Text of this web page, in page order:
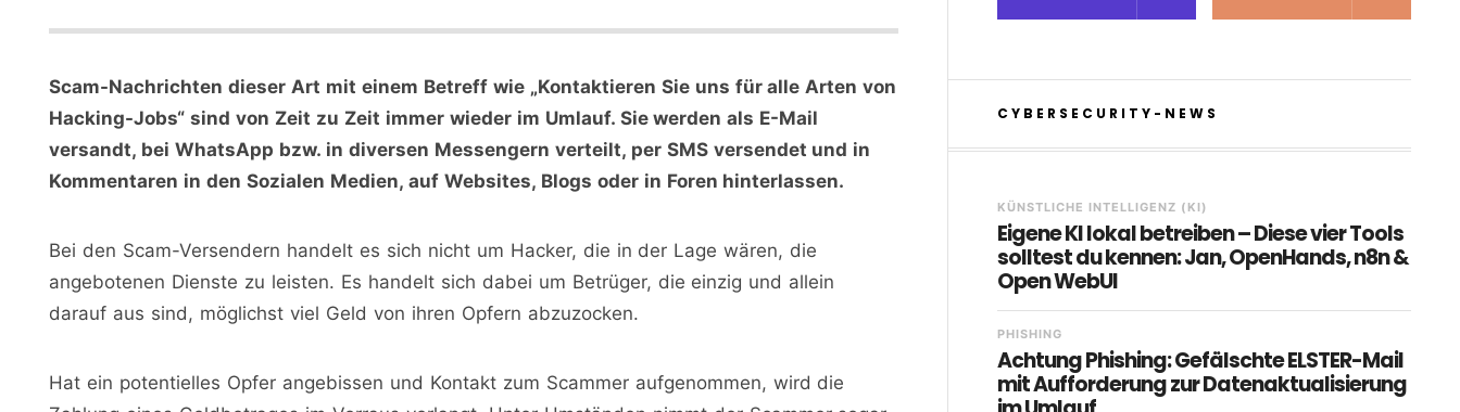
Scam-Nachrichten dieser Art mit einem Betreff wie „Kontaktieren Sie uns für alle Arten von
Hacking-Jobs“ sind von Zeit zu Zeit immer wieder im Umlauf. Sie werden als E-Mail
versandt, bei WhatsApp bzw. in diversen Messengern verteilt, per SMS versendet und in
Kommentaren in den Sozialen Medien, auf Websites, Blogs oder in Foren hinterlassen.
Bei den Scam-Versendern handelt es sich nicht um Hacker, die in der Lage wären, die
angebotenen Dienste zu leisten. Es handelt sich dabei um Betrüger, die einzig und allein
darauf aus sind, möglichst viel Geld von ihren Opfern abzuzocken.
Hat ein potentielles Opfer angebissen und Kontakt zum Scammer aufgenommen, wird die
CYBERSECURITY-NEWS
KÜNSTLICHE INTELLIGENZ (KI)
Eigene KI lokal betreiben – Diese vier Tools
solltest du kennen: Jan, OpenHands, n8n &
Open WebUI
PHISHING
Achtung Phishing: Gefälschte ELSTER-Mail
mit Aufforderung zur Datenaktualisierung